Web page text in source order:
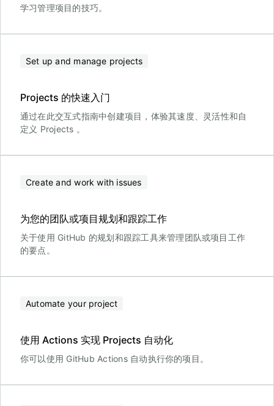
学习管理项目的技巧。
Set up and manage projects
Projects 的快速入门
通过在此交互式指南中创建项目，体验其速度、灵活性和自
定义 Projects 。
Create and work with issues
为您的团队或项目规划和跟踪工作
关于使用 GitHub 的规划和跟踪工具来管理团队或项目工作
的要点。
Automate your project
使用 Actions 实现 Projects 自动化
你可以使用 GitHub Actions 自动执行你的项目。